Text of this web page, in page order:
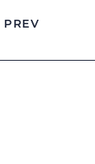
PREV